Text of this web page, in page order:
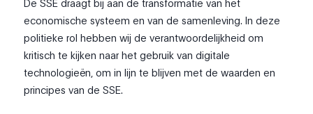
economische systeem en van de samenleving. In deze
politieke rol hebben wij de verantwoordelijkheid om
kritisch te kijken naar het gebruik van digitale
technologieën, om in lijn te blijven met de waarden en
principes van de SSE.